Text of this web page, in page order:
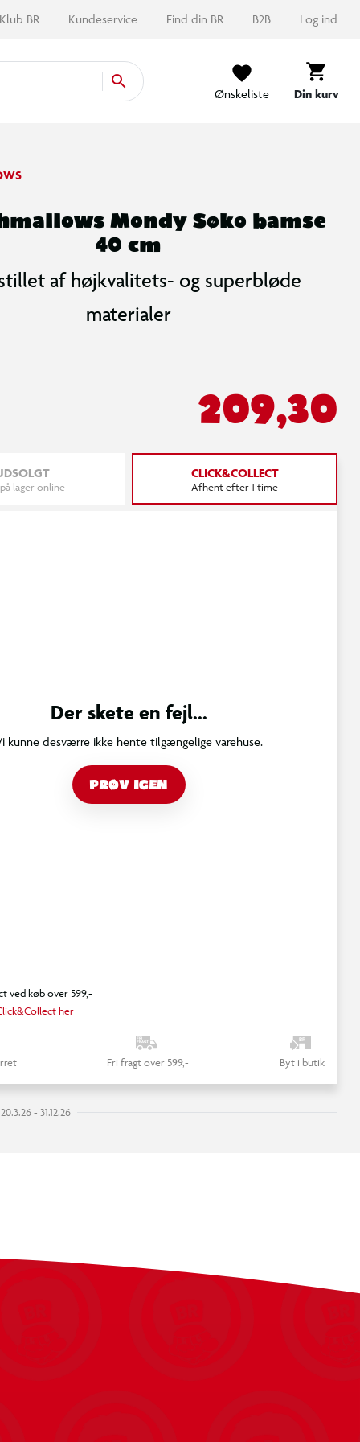
Klub BR Kundeservice Find din BR B2B Log ind
Ønskeliste Din kurv
Mondy Søko bamse
40 cm
af højkvalitets- og superbløde
materialer
209,30
lager online
CLICK&COLLECT
Afhent efter 1 time
Der skete en fejl...
kunne desværre ikke hente tilgængelige varehuse.
PRØV IGEN
ved køb over 599,-
her
Fri fragt over 599,- Byt i butik
- 31.12.26